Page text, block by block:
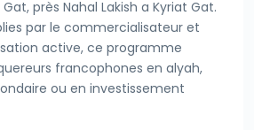
près Nahal Lakish a Kyriat Gat.
par le commercialisateur et
active, ce programme
francophones en alyah,
ou en investissement